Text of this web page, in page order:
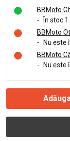
BBMoto
-
În stoc
BBMoto
-
Nu este
BBMoto
-
Nu este